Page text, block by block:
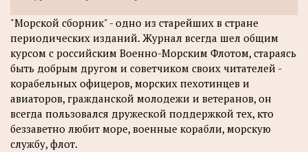
"Морской сборник" - одно из старейших в стране
периодических изданий. Журнал всегда шел общим
курсом с российским Военно-Морским Флотом, стараясь
быть добрым другом и советчиком своих читателей -
корабельных офицеров, морских пехотинцев и
авиаторов, гражданской молодежи и ветеранов, он
всегда пользовался дружеской поддержкой тех, кто
беззаветно любит море, военные корабли, морскую
службу, флот.